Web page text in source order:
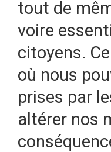
tout de
voire
citoyens.
où nous
prises par
altérer nos